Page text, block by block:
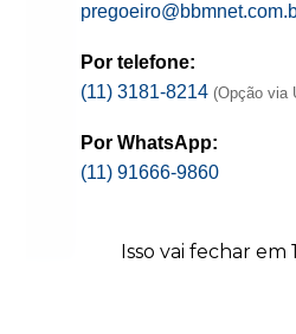
Por telefone:
(11) 3181-8214 (Opção via
Por WhatsApp:
(11) 91666-9860
Isso vai fechar em